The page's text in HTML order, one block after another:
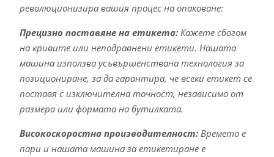
революционизира вашия процес на опаковане:
Прецизно поставяне на етикета:Кажете сбогом
на кривите или неподравнени етикети. Нашата
машина използва усъвършенствана технология за
позициониране, за да гарантира, че всеки етикет се
поставя с изключителна точност, независимо от
размера или формата на бутилката.
Високоскоростна производителност:Времето е
пари и нашата машина за етикетиране е